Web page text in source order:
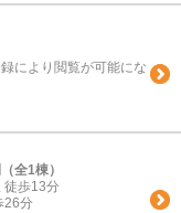
により閲覧が可能にな
全1棟）
徒歩13分
26分